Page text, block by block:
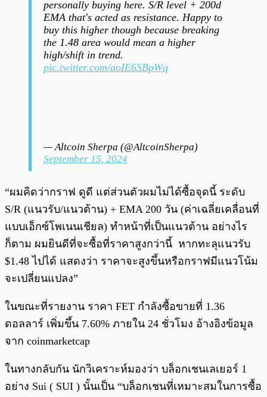
personally buying here. S/R level + 200d
EMA that's acted as resistance. Happy to
buy this higher though because breaking
the 1.48 area would mean a higher
high/shift in trend.
pic.twitter.com/aoIE6SBpWq
— Altcoin Sherpa (@AltcoinSherpa)
September 15, 2024
“ผมคิดว่ากราฟ ดูดี แต่ส่วนตัวผมไม่ได้ซื้อจุดนี้ ระดับ
S/R (แนวรับ/แนวต้าน) + EMA 200 วัน (ค่าเฉลี่ยเคลื่อนที่
แบบเอ็กซ์โพเนนเชียล) ทำหน้าที่เป็นแนวต้าน อย่างไร
ก็ตาม ผมยินดีที่จะซื้อที่ราคาสูงกว่านี้ หากทะลุแนวรับ
$1.48 ไปได้ แสดงว่า ราคาจะสูงขึ้นหรือกราฟมีแนวโน้ม
จะเปลี่ยนแปลง”
ในขณะที่รายงาน ราคา FET กำลังซื้อขายที่ 1.36
ดอลลาร์ เพิ่มขึ้น 7.60% ภายใน 24 ชั่วโมง อ้างอิงข้อมูล
จาก coinmarketcap
ในทางกลับกัน นักวิเคราะห์มองว่า บล็อกเชนเลเยอร์ 1
อย่าง Sui ( SUI ) นั้นเป็น “บล็อกเชนที่เหมาะสมในการซื้อ